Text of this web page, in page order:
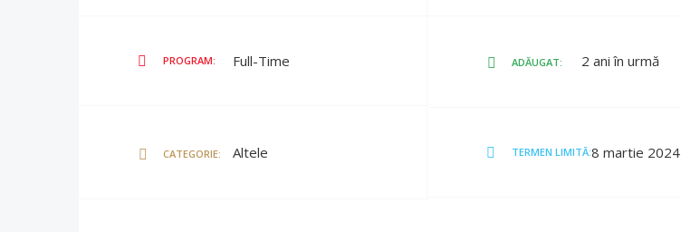
PROGRAM: Full-Time ADĂUGAT: 2 ani în urmă
CATEGORIE: Altele TERMEN LIMITĂ:8 martie 2024